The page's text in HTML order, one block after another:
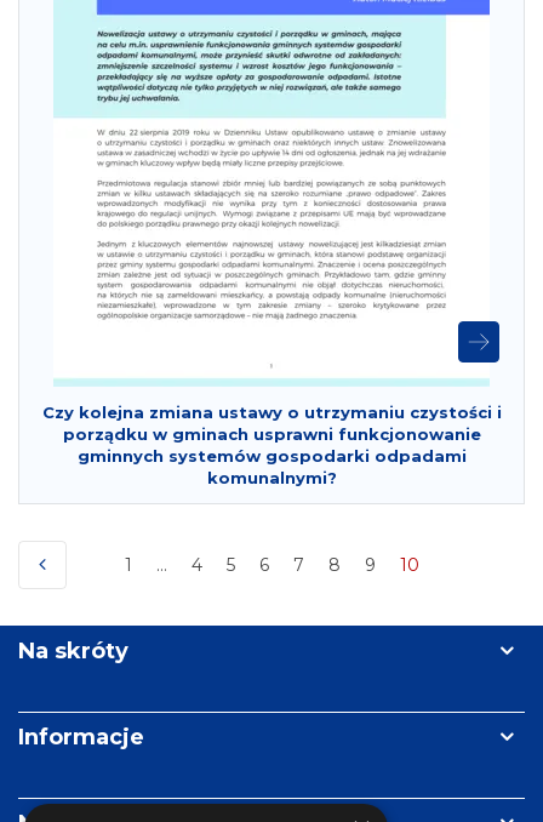
Czy kolejna zmiana ustawy o utrzymaniu czystości i
porządku w gminach usprawni funkcjonowanie
gminnych systemów gospodarki odpadami
komunalnymi?
1
… 4 5 6 7 8 9
10
Na skróty
Informacje